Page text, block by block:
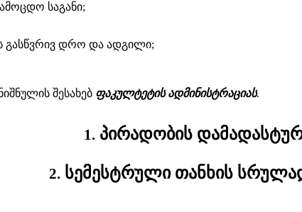
საგანი;
გასწვრივ დრო და ადგილი;
შესახებ ფაკულტეტის ადმინისტრაციას.
1. პირადობის
2. სემესტრული თანხის